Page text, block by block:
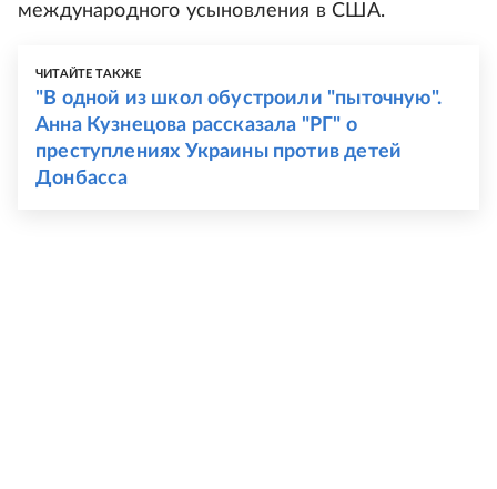
международного усыновления в США.
ЧИТАЙТЕ ТАКЖЕ
"В одной из школ обустроили "пыточную".
Анна Кузнецова рассказала "РГ" о
преступлениях Украины против детей
Донбасса